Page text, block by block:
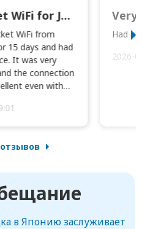
Great Pocket WiFi for Japan Travel
WiFi from
15 days and had
It was very
the connection
even with
Very
Had
2026-
в Японию заслуживает